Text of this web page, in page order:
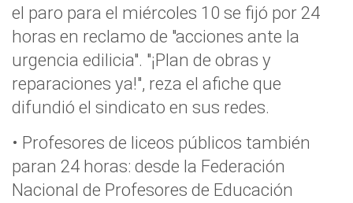
el paro para el miércoles 10 se fijó por 24
horas en reclamo de "acciones ante la
urgencia edilicia". "¡Plan de obras y
reparaciones ya!", reza el afiche que
difundió el sindicato en sus redes.
• Profesores de liceos públicos también
paran 24 horas: desde la Federación
Nacional de Profesores de Educación